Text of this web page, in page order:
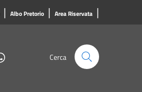
| Albo Pretorio | Area Riservata |
Cerca